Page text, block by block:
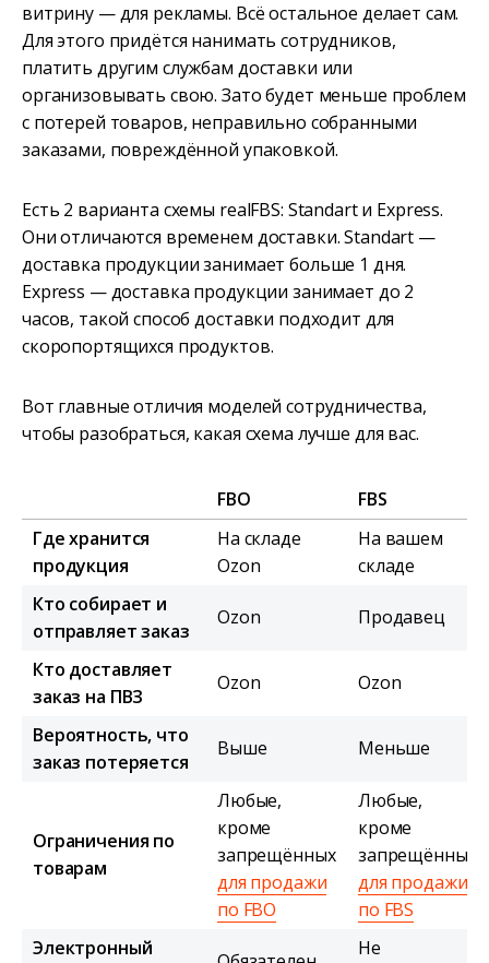
витрину — для рекламы. Всё остальное делает сам.
Для этого придётся нанимать сотрудников,
платить другим службам доставки или
организовывать свою. Зато будет меньше проблем
с потерей товаров, неправильно собранными
заказами, повреждённой упаковкой.
Есть 2 варианта схемы realFBS: Standart и Express.
Они отличаются временем доставки. Standart —
доставка продукции занимает больше 1 дня.
Express — доставка продукции занимает до 2
часов, такой способ доставки подходит для
скоропортящихся продуктов.
Вот главные отличия моделей сотрудничества,
чтобы разобраться, какая схема лучше для вас.
FBO
FBS
Где хранится
продукция
На складе
Ozon
На вашем
складе
Кто собирает и
отправляет заказ
Ozon Продавец
Кто доставляет
заказ на ПВЗ
Ozon Ozon
Вероятность, что
заказ потеряется
Выше Меньше
Ограничения по
товарам
Любые,
кроме
запрещённых
для продажи
по FBO
Любые,
кроме
запрещённых
для продажи
по FBS
Электронный
Не